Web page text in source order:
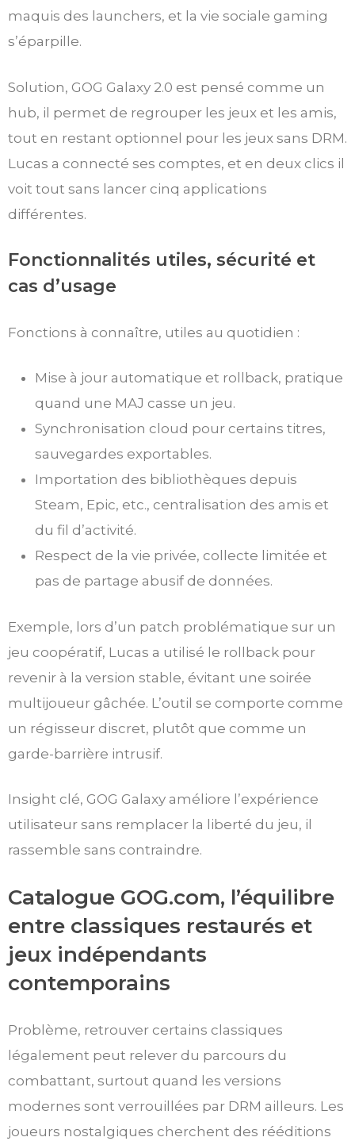
maquis des launchers, et la vie sociale gaming
s’éparpille.
Solution, GOG Galaxy 2.0 est pensé comme un
hub, il permet de regrouper les jeux et les amis,
tout en restant optionnel pour les jeux sans DRM.
Lucas a connecté ses comptes, et en deux clics il
voit tout sans lancer cinq applications
différentes.
Fonctionnalités utiles, sécurité et
cas d’usage
Fonctions à connaître, utiles au quotidien :
Mise à jour automatique et rollback, pratique
quand une MAJ casse un jeu.
Synchronisation cloud pour certains titres,
sauvegardes exportables.
Importation des bibliothèques depuis
Steam, Epic, etc., centralisation des amis et
du fil d’activité.
Respect de la vie privée, collecte limitée et
pas de partage abusif de données.
Exemple, lors d’un patch problématique sur un
jeu coopératif, Lucas a utilisé le rollback pour
revenir à la version stable, évitant une soirée
multijoueur gâchée. L’outil se comporte comme
un régisseur discret, plutôt que comme un
garde-barrière intrusif.
Insight clé, GOG Galaxy améliore l’expérience
utilisateur sans remplacer la liberté du jeu, il
rassemble sans contraindre.
Catalogue GOG.com, l’équilibre
entre classiques restaurés et
jeux indépendants
contemporains
Problème, retrouver certains classiques
légalement peut relever du parcours du
combattant, surtout quand les versions
modernes sont verrouillées par DRM ailleurs. Les
joueurs nostalgiques cherchent des rééditions